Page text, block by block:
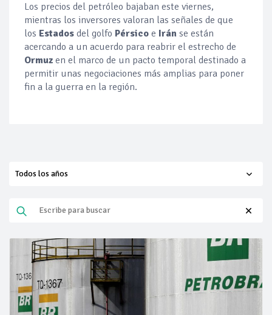
Los precios del petróleo bajaban este viernes,
mientras los inversores valoran las señales de que
los Estados del golfo Pérsico e Irán se están
acercando a un acuerdo para ‌reabrir el estrecho de
Ormuz en el marco de un pacto temporal destinado a
permitir unas negociaciones más amplias para poner
fin a la guerra ‌en la región.